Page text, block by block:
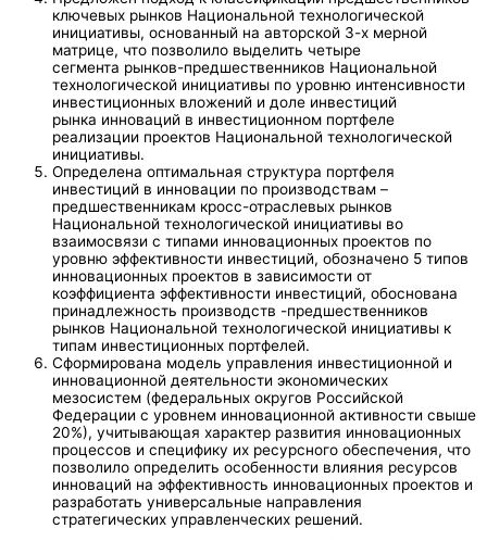
ключевых рынков Национальной технологической
инициативы, основанный на авторской 3-х мерной
матрице, что позволило выделить четыре
сегмента рынков-предшественников Национальной
технологической инициативы по уровню интенсивности
инвестиционных вложений и доле инвестиций
рынка инноваций в инвестиционном портфеле
реализации проектов Национальной технологической
инициативы.
Определена оптимальная структура портфеля
инвестиций в инновации по производствам –
предшественникам кросс-отраслевых рынков
Национальной технологической инициативы во
взаимосвязи с типами инновационных проектов по
уровню эффективности инвестиций, обозначено 5 типов
инновационных проектов в зависимости от
коэффициента эффективности инвестиций, обоснована
принадлежность производств -предшественников
рынков Национальной технологической инициативы к
типам инвестиционных портфелей.
Сформирована модель управления инвестиционной и
инновационной деятельности экономических
мезосистем (федеральных округов Российской
Федерации с уровнем инновационной активности свыше
20%), учитывающая характер развития инновационных
процессов и специфику их ресурсного обеспечения, что
позволило определить особенности влияния ресурсов
инноваций на эффективность инновационных проектов и
разработать универсальные направления
стратегических управленческих решений.